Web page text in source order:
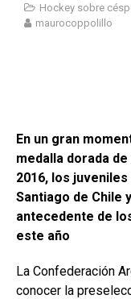
Hockey sobre
maurocoppolillo
En un gran
medalla dorada
2016, los
Santiago de Chile
antecedente de
este año
La Confederación
conocer la